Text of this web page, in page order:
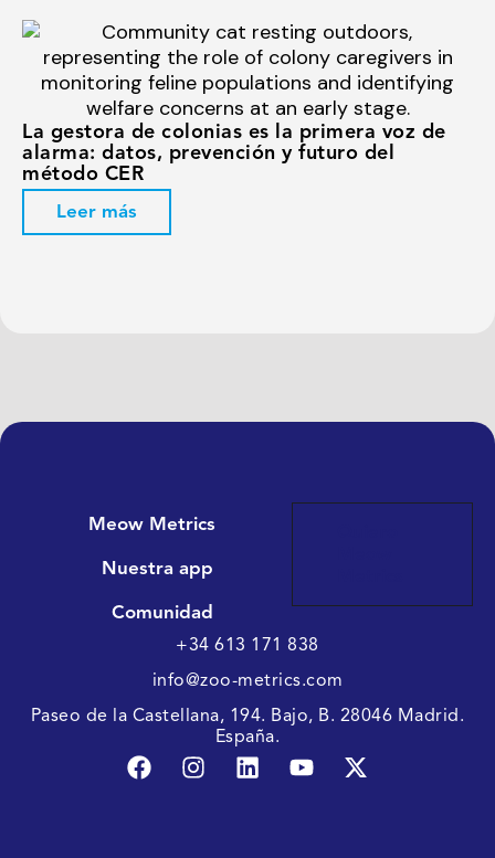
La gestora de colonias es la primera voz de
alarma: datos, prevención y futuro del
método CER
Leer más
Meow Metrics
Nuestra app
Comunidad
+34 613 171 838
info@zoo-metrics.com
Paseo de la Castellana, 194. Bajo, B. 28046 Madrid.
España.